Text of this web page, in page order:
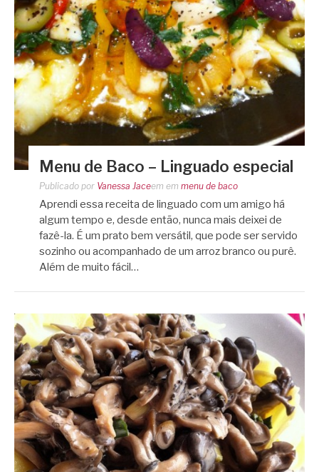
Menu de Baco – Linguado especial
Publicado por Vanessa Jaceem em menu de baco
Aprendi essa receita de linguado com um amigo há
algum tempo e, desde então, nunca mais deixei de
fazê-la. É um prato bem versátil, que pode ser servido
sozinho ou acompanhado de um arroz branco ou purê.
Além de muito fácil…